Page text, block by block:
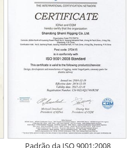
Padrão da ISO 9001:2008